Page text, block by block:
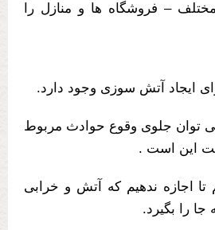
مختلف – فروشگاه ها و منازل را
ایجاد آتش سوزی وجود دارد.
توان جلوی وقوع حوادث مربوط
این است .
اجازه ندهیم که آتش و خرابی
را بگیرد.